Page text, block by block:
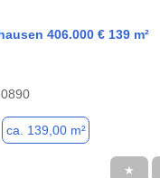
406.000 € 139 m²
ca. 139,00 m²
★